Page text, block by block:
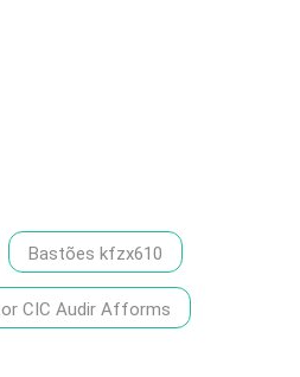
Bastões kfzx610
CIC Audir Afforms